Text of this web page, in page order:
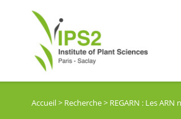
Accueil> Recherche> REGARN : Les